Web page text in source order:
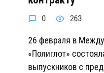
0 263
26 февраля в
«Полиглот»
выпускников с